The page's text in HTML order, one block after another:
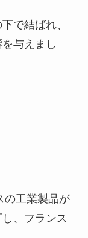
で結ばれ、
与えまし
の工業製品が
、フランス